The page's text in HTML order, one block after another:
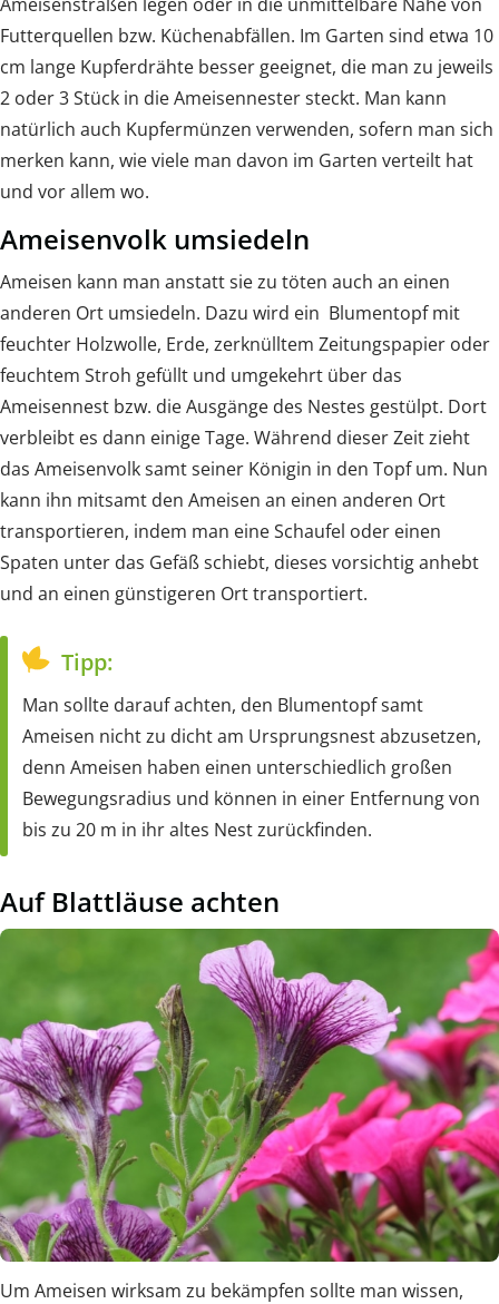
Futterquellen bzw. Küchenabfällen. Im Garten sind etwa 10
cm lange Kupferdrähte besser geeignet, die man zu jeweils
2 oder 3 Stück in die Ameisennester steckt. Man kann
natürlich auch Kupfermünzen verwenden, sofern man sich
merken kann, wie viele man davon im Garten verteilt hat
und vor allem wo.
Ameisenvolk umsiedeln
Ameisen kann man anstatt sie zu töten auch an einen
anderen Ort umsiedeln. Dazu wird ein Blumentopf mit
feuchter Holzwolle, Erde, zerknülltem Zeitungspapier oder
feuchtem Stroh gefüllt und umgekehrt über das
Ameisennest bzw. die Ausgänge des Nestes gestülpt. Dort
verbleibt es dann einige Tage. Während dieser Zeit zieht
das Ameisenvolk samt seiner Königin in den Topf um. Nun
kann ihn mitsamt den Ameisen an einen anderen Ort
transportieren, indem man eine Schaufel oder einen
Spaten unter das Gefäß schiebt, dieses vorsichtig anhebt
und an einen günstigeren Ort transportiert.
Tipp:
Man sollte darauf achten, den Blumentopf samt
Ameisen nicht zu dicht am Ursprungsnest abzusetzen,
denn Ameisen haben einen unterschiedlich großen
Bewegungsradius und können in einer Entfernung von
bis zu 20 m in ihr altes Nest zurückfinden.
Auf Blattläuse achten
Um Ameisen wirksam zu bekämpfen sollte man wissen,